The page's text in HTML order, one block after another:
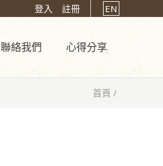
登入 註冊 EN
聯絡我們 心得分享
首頁 /